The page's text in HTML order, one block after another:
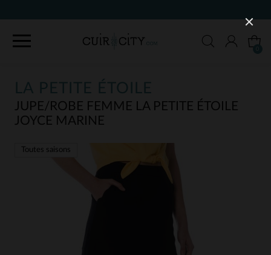
LA PETITE ÉTOILE
JUPE/ROBE FEMME LA PETITE ÉTOILE
JOYCE MARINE
Toutes saisons